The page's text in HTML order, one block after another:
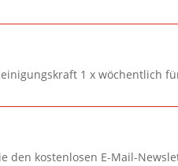
1 x wöchentlich
den kostenlosen E-Mail-